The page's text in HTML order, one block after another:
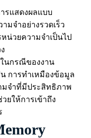
รแสดงผลแบบ
มจำอย่างรวดเร็ว
หน่วยความจำเป็นไป
ในกรณีของงาน
การทำเหมืองข้อมูล
มจำที่มีประสิทธิภาพ
วยให้การเข้าถึง